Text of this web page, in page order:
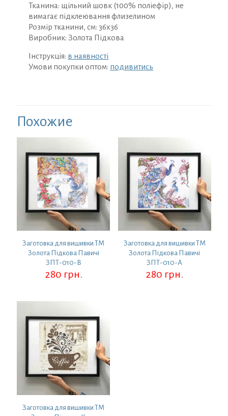
Тканина: щільний шовк (100% поліефір), не
вимагає підклеювання флизелином
Розмір тканини, см: 36х36
Виробник: Золота Підкова
Інструкція: в наявності
Умови покупки оптом: подивитись
Похожие
Заготовка для вишивки ТМ
Золота Підкова Павичі
ЗПТ-010-В
280 грн.
Заготовка для вишивки ТМ
Золота Підкова Павичі
ЗПТ-010-А
280 грн.
Заготовка для вишивки ТМ